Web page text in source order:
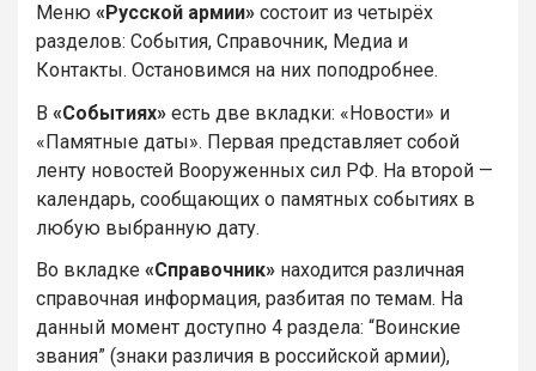
Меню «Русской армии» состоит из четырёх
разделов: События, Справочник, Медиа и
Контакты. Остановимся на них поподробнее.
В «Событиях» есть две вкладки: «Новости» и
«Памятные даты». Первая представляет собой
ленту новостей Вооруженных сил РФ. На второй —
календарь, сообщающих о памятных событиях в
любую выбранную дату.
Во вкладке «Справочник» находится различная
справочная информация, разбитая по темам. На
данный момент доступно 4 раздела: “Воинские
звания” (знаки различия в российской армии),